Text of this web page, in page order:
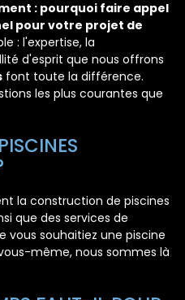
: pourquoi faire appel
pour votre projet de
: l'expertise, la
d'esprit que nous offrons
font toute la différence.
les plus courantes que
la construction de piscines
que des services de
vous souhaitiez une piscine
même, nous sommes là